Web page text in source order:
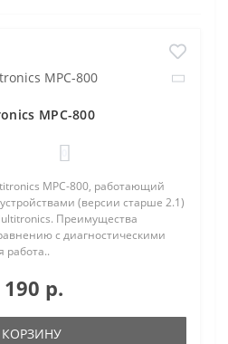
MPC-800
MPC-800, работающий
(версии старше 2.1)
Преимущества
с диагностическими
работа..
р.
КОРЗИНУ